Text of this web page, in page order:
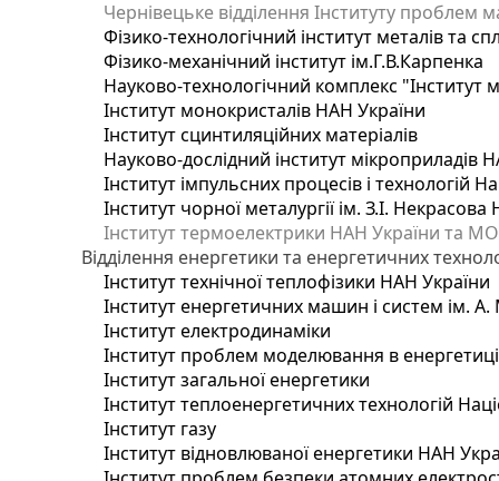
Чернівецьке відділення Інституту проблем
Фізико-технологічний інститут металів та
Фізико-механічний інститут ім.Г.В.Карпенка
Науково-технологічний комплекс "Інститут
Інститут монокристалів НАН України
Інститут сцинтиляційних матеріалів
Науково-дослідний інститут мікроприладів
Інститут імпульсних процесів і технологій
Інститут чорної металургії ім. З.І.
Інститут термоелектрики НАН України та
Відділення енергетики та енергетичних
Інститут технічної теплофізики НАН України
Інститут енергетичних машин і систем ім.
Інститут електродинаміки
Інститут проблем моделювання в
Інститут загальної енергетики
Інститут теплоенергетичних технологій
Інститут газу
Інститут відновлюваної енергетики НАН